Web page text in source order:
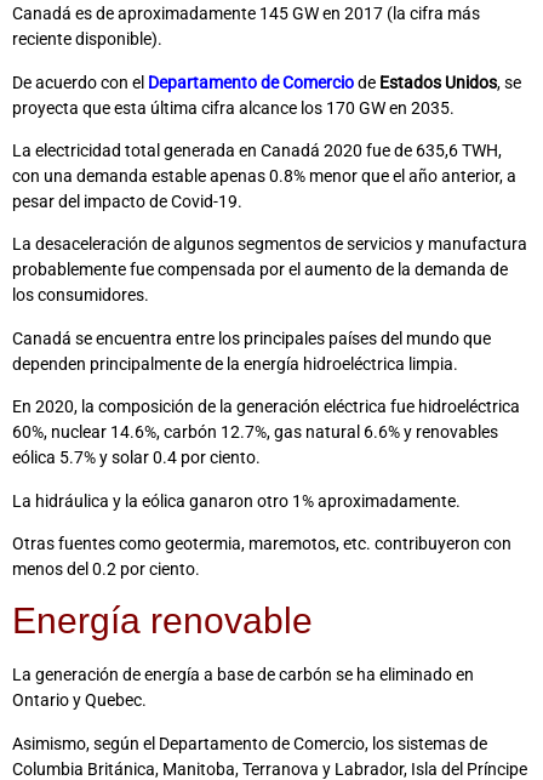
Canadá es de aproximadamente 145 GW en 2017 (la cifra más
reciente disponible).
De acuerdo con el Departamento de Comerciode Estados Unidos, se
proyecta que esta última cifra alcance los 170 GW en 2035.
La electricidad total generada en Canadá 2020 fue de 635,6 TWH,
con una demanda estable apenas 0.8% menor que el año anterior, a
pesar del impacto de Covid-19.
La desaceleración de algunos segmentos de servicios y manufactura
probablemente fue compensada por el aumento de la demanda de
los consumidores.
Canadá se encuentra entre los principales países del mundo que
dependen principalmente de la energía hidroeléctrica limpia.
En 2020, la composición de la generación eléctrica fue hidroeléctrica
60%, nuclear 14.6%, carbón 12.7%, gas natural 6.6% y renovables
eólica 5.7% y solar 0.4 por ciento.
La hidráulica y la eólica ganaron otro 1% aproximadamente.
Otras fuentes como geotermia, maremotos, etc. contribuyeron con
menos del 0.2 por ciento.
Energía renovable
La generación de energía a base de carbón se ha eliminado en
Ontario y Quebec.
Asimismo, según el Departamento de Comercio, los sistemas de
Columbia Británica, Manitoba, Terranova y Labrador, Isla del Príncipe